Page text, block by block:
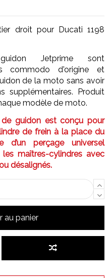
droit pour Ducati 1198
Jetprime sont
commodo d'origine et
de la moto sans avoir
supplémentaires. Produit
modèle de moto.
de guidon est conçu pour
de frein à la place du
d’un perçage universel
maîtres-cylindres avec
désalignés.
au panier